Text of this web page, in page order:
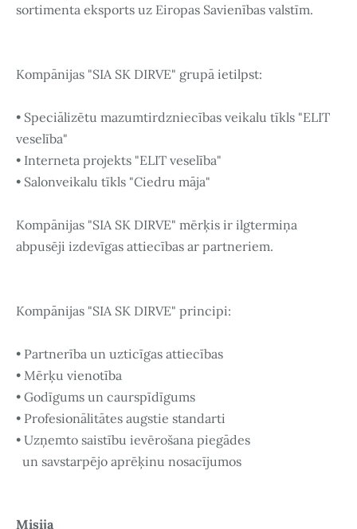
sortimenta eksports uz Eiropas Savienības valstīm.
Kompānijas "SIA SK DIRVE" grupā ietilpst:
• Speciālizētu mazumtirdzniecības veikalu tīkls "ELIT
veselība"
• Interneta projekts "ELIT veselība"
• Salonveikalu tīkls "Ciedru māja"
Kompānijas "SIA SK DIRVE" mērķis ir ilgtermiņa
abpusēji izdevīgas attiecības ar partneriem.
Kompānijas "SIA SK DIRVE" principi:
• Partnerība un uzticīgas attiecības
• Mērķu vienotība
• Godīgums un caurspīdīgums
• Profesionālitātes augstie standarti
• Uzņemto saistību ievērošana piegādes
un savstarpējo aprēķinu nosacījumos
Misija